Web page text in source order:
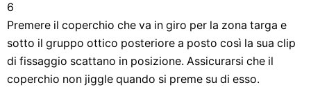
6
Premere il coperchio che va in giro per la zona targa e
sotto il gruppo ottico posteriore a posto così la sua clip
di fissaggio scattano in posizione. Assicurarsi che il
coperchio non jiggle quando si preme su di esso.